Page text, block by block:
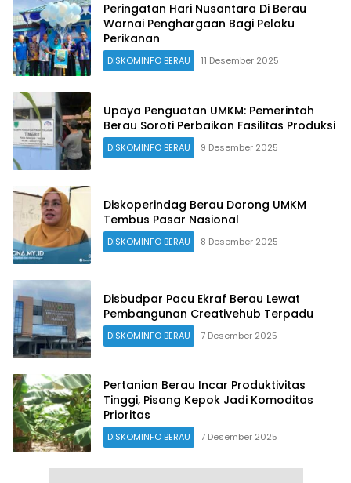
Peringatan Hari Nusantara Di Berau
Warnai Penghargaan Bagi Pelaku
Perikanan
DISKOMINFO BERAU 11 Desember 2025
Upaya Penguatan UMKM: Pemerintah
Berau Soroti Perbaikan Fasilitas Produksi
DISKOMINFO BERAU 9 Desember 2025
Diskoperindag Berau Dorong UMKM
Tembus Pasar Nasional
DISKOMINFO BERAU 8 Desember 2025
Disbudpar Pacu Ekraf Berau Lewat
Pembangunan Creativehub Terpadu
DISKOMINFO BERAU 7 Desember 2025
Pertanian Berau Incar Produktivitas
Tinggi, Pisang Kepok Jadi Komoditas
Prioritas
DISKOMINFO BERAU 7 Desember 2025